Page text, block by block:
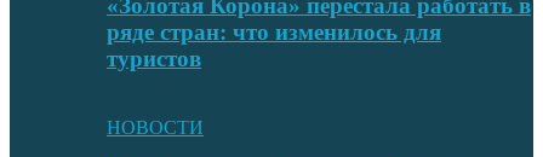
«Золотая Корона» перестала работать в
ряде стран: что изменилось для
туристов
НОВОСТИ